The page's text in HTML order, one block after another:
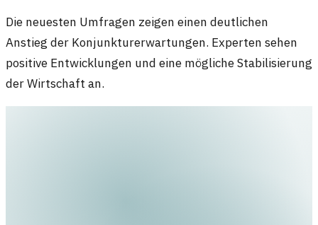
Die neuesten Umfragen zeigen einen deutlichen
Anstieg der Konjunkturerwartungen. Experten sehen
positive Entwicklungen und eine mögliche Stabilisierung
der Wirtschaft an.